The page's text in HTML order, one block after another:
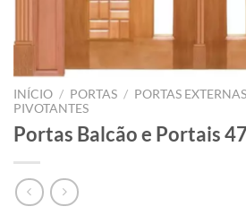
INÍCIO / PORTAS / PORTAS EXTERNAS
PIVOTANTES
Portas Balcão e Portais 47